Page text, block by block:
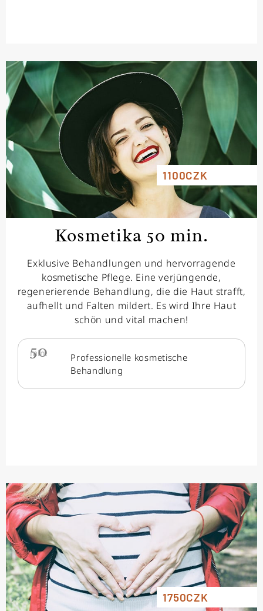
1100CZK
Kosmetika 50 min.
Exklusive Behandlungen und hervorragende
kosmetische Pflege. Eine verjüngende,
regenerierende Behandlung, die die Haut strafft,
aufhellt und Falten mildert. Es wird Ihre Haut
schön und vital machen!
50
min.
Professionelle kosmetische
Behandlung
1750CZK